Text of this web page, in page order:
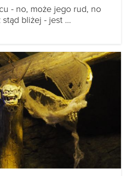
- no, może jego rud, no
bliżej - jest ...